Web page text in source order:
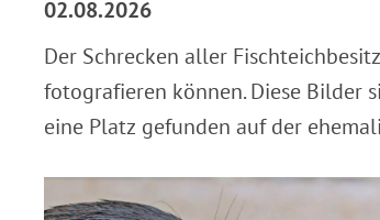
02.08.2026
Der Schrecken aller
fotografieren können. Diese Bilder
eine Platz gefunden auf der